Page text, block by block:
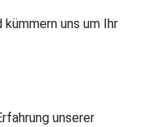
uns um Ihr
unserer